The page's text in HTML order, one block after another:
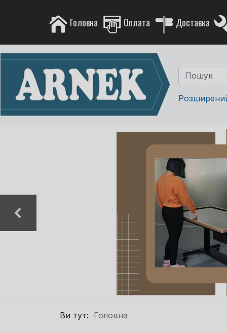
Головна Оплата Доставка
Ви тут: Головна